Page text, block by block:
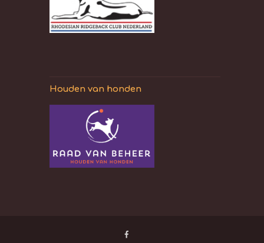
Houden van honden